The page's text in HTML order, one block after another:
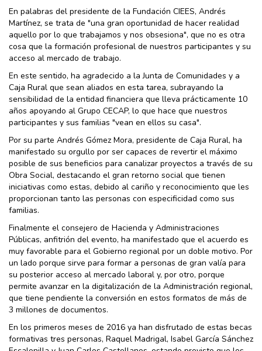
En palabras del presidente de la Fundación CIEES, Andrés
Martínez, se trata de "una gran oportunidad de hacer realidad
aquello por lo que trabajamos y nos obsesiona", que no es otra
cosa que la formación profesional de nuestros participantes y su
acceso al mercado de trabajo.
En este sentido, ha agradecido a la Junta de Comunidades y a
Caja Rural que sean aliados en esta tarea, subrayando la
sensibilidad de la entidad financiera que lleva prácticamente 10
años apoyando al Grupo CECAP, lo que hace que nuestros
participantes y sus familias "vean en ellos su casa".
Por su parte Andrés Gómez Mora, presidente de Caja Rural, ha
manifestado su orgullo por ser capaces de revertir el máximo
posible de sus beneficios para canalizar proyectos a través de su
Obra Social, destacando el gran retorno social que tienen
iniciativas como estas, debido al cariño y reconocimiento que les
proporcionan tanto las personas con especificidad como sus
familias.
Finalmente el consejero de Hacienda y Administraciones
Públicas, anfitrión del evento, ha manifestado que el acuerdo es
muy favorable para el Gobierno regional por un doble motivo. Por
un lado porque sirve para formar a personas de gran valía para
su posterior acceso al mercado laboral y, por otro, porque
permite avanzar en la digitalización de la Administración regional,
que tiene pendiente la conversión en estos formatos de más de
3 millones de documentos.
En los primeros meses de 2016 ya han disfrutado de estas becas
formativas tres personas, Raquel Madrigal, Isabel García Sánchez